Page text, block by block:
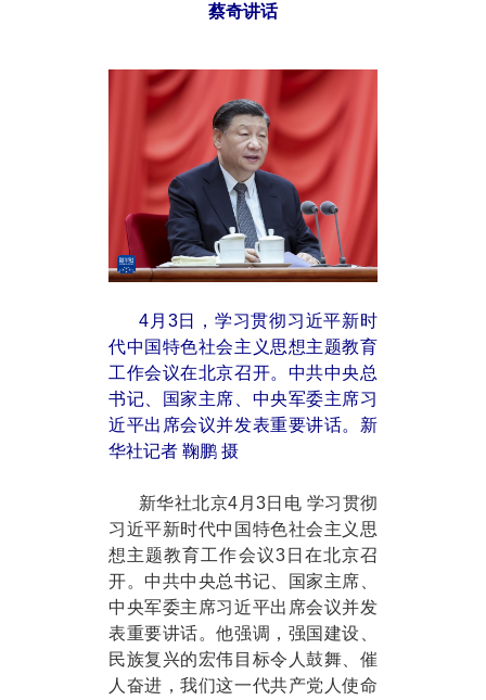
蔡奇讲话
4月3日，学习贯彻习近平新时
代中国特色社会主义思想主题教育
工作会议在北京召开。中共中央总
书记、国家主席、中央军委主席习
近平出席会议并发表重要讲话。新
华社记者 鞠鹏 摄
新华社北京4月3日电 学习贯彻
习近平新时代中国特色社会主义思
想主题教育工作会议3日在北京召
开。中共中央总书记、国家主席、
中央军委主席习近平出席会议并发
表重要讲话。他强调，强国建设、
民族复兴的宏伟目标令人鼓舞、催
人奋进，我们这一代共产党人使命